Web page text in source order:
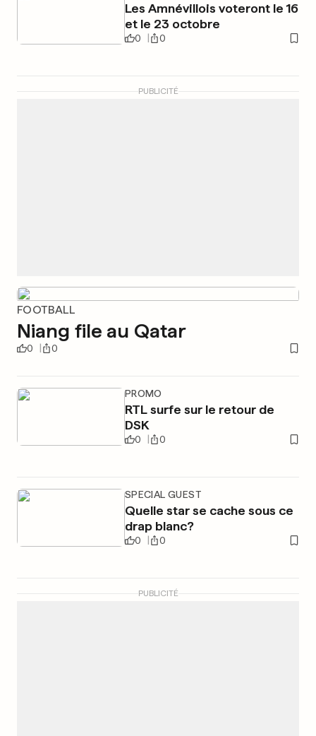
Les Amnévillois voteront le 16
et le 23 octobre
0 0
PUBLICITÉ
FOOTBALL
Niang file au Qatar
0 0
PROMO
RTL surfe sur le retour de
DSK
0 0
SPECIAL GUEST
Quelle star se cache sous ce
drap blanc?
0 0
PUBLICITÉ